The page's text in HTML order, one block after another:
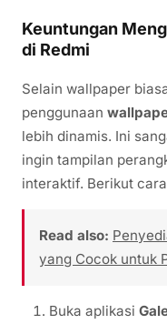
Keuntungan
di Redmi
Selain wallpaper
penggunaan
lebih dinamis. Ini
ingin tampilan
interaktif. Berikut
Read also:
yang Cocok untuk
Buka aplikasi